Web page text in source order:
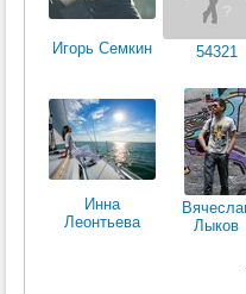
Игорь Семкин 54321
Инна
Леонтьева
Лыков